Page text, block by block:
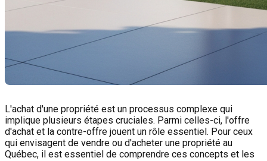
L'achat d'une propriété est un processus complexe qui
implique plusieurs étapes cruciales. Parmi celles-ci, l'offre
d'achat et la contre-offre jouent un rôle essentiel. Pour ceux
qui envisagent de vendre ou d'acheter une propriété au
Québec, il est essentiel de comprendre ces concepts et les